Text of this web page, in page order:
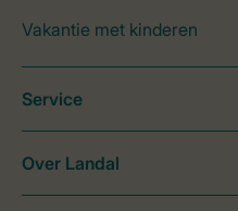
Vakantie met kinderen
Service
Over Landal